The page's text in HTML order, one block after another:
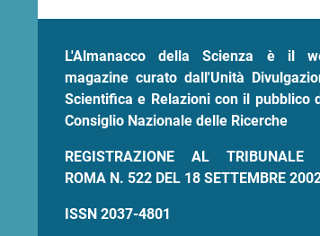
L'Almanacco della Scienza è il
magazine curato dall'Unità
Scientifica e Relazioni con il pubblico
Consiglio Nazionale delle Ricerche
REGISTRAZIONE AL TRIBUNALE
ROMA N. 522 DEL 18 SETTEMBRE
ISSN 2037-4801